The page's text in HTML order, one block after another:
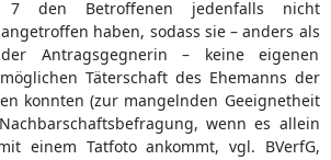
7 den Betroffenen jedenfalls nicht
haben, sodass sie – anders als
Antragsgegnerin – keine eigenen
Täterschaft des Ehemanns der
konnten (zur mangelnden Geeignetheit
wenn es allein
einem Tatfoto ankommt, vgl. BVerfG,